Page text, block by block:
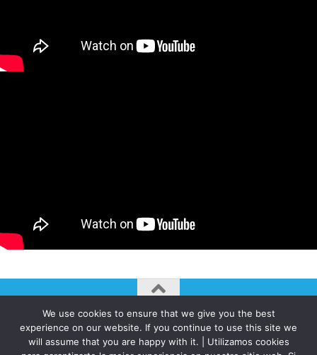
AUTOGIRO/el giro del arte actual © JAVIER MARTINEZ 2026. All
Rights Reserved.
We use cookies to ensure that we give you the best
experience on our website. If you continue to use this site we
will assume that you are happy with it. | Utilizamos cookies